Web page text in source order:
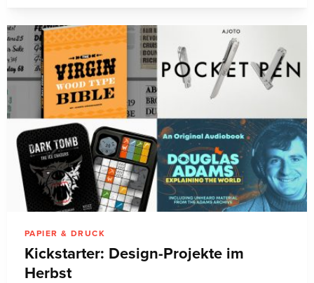
PAPIER & DRUCK
Kickstarter: Design-Projekte im
Herbst